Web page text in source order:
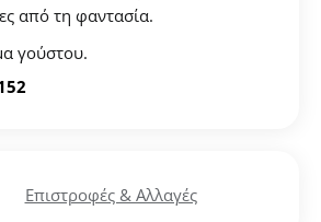
από τη φαντασία.
γούστου.
Επιστροφές & Αλλαγές